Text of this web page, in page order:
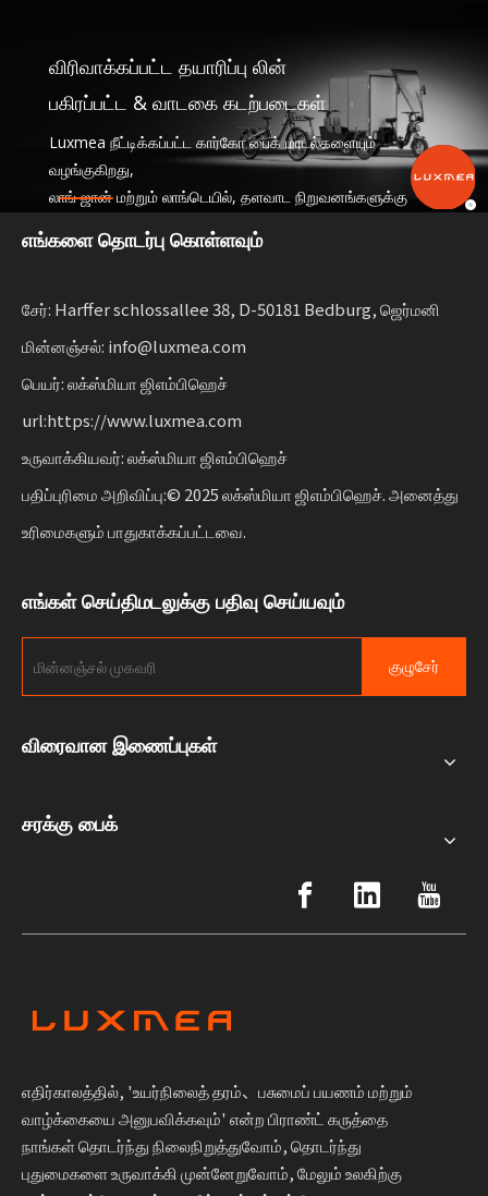
விரிவாக்கப்பட்ட தயாரிப்பு லின்
பகிரப்பட்ட & வாடகை கடற்படைகள்
Luxmea நீட்டிக்கப்பட்ட கார்கோ பைக் மாடல்களையும்
வழங்குகிறது,
லாங் ஜான் மற்றும் லாங்டெயில், தளவாட நிறுவனங்களுக்கு
பகிர்வு சேவைகள் மற்றும் வாடகை கடற்படைகள். இந்த
நிலையான இயக்கத்தை அளவிடும் வணிகங்களுக்கான
எங்களை தொடர்பு கொள்ளவும்
சேர்: Harffer schlossallee 38, D-50181 Bedburg, ஜெர்மனி
மின்னஞ்சல்: info@luxmea.com
பெயர்: லக்ஸ்மியா ஜிஎம்பிஹெச்
url:https://www.luxmea.com
உருவாக்கியவர்: லக்ஸ்மியா ஜிஎம்பிஹெச்
பதிப்புரிமை அறிவிப்பு:© 2025 லக்ஸ்மியா ஜிஎம்பிஹெச். அனைத்து
உரிமைகளும் பாதுகாக்கப்பட்டவை.
எங்கள் செய்திமடலுக்கு பதிவு செய்யவும்
குழுசேர்
விரைவான இணைப்புகள்
சரக்கு பைக்
எதிர்காலத்தில், 'உயர்நிலைத் தரம்、பசுமைப் பயணம் மற்றும்
வாழ்க்கையை அனுபவிக்கவும்' என்ற பிராண்ட் கருத்தை
நாங்கள் தொடர்ந்து நிலைநிறுத்துவோம், தொடர்ந்து
புதுமைகளை உருவாக்கி முன்னேறுவோம், மேலும் உலகிற்கு